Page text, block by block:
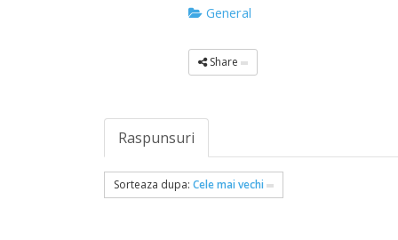
General
Share
Raspunsuri
Sorteaza dupa:Cele mai vechi